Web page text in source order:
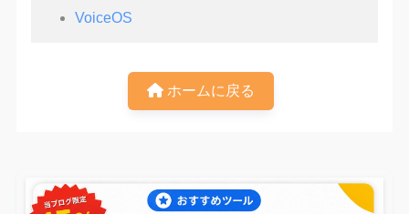
VoiceOS
ホームに戻る